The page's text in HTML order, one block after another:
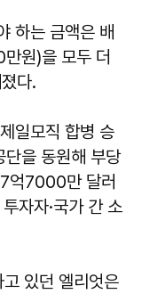
하는 금액은 배
원)을 모두 더
다.
일모직 합병 승
단을 동원해 부당
억7000만 달러
자자·국가 간 소
있던 엘리엇은